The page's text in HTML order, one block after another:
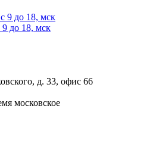
9 до 18, мск
9 до 18, мск
д. 33, офис 66
московское